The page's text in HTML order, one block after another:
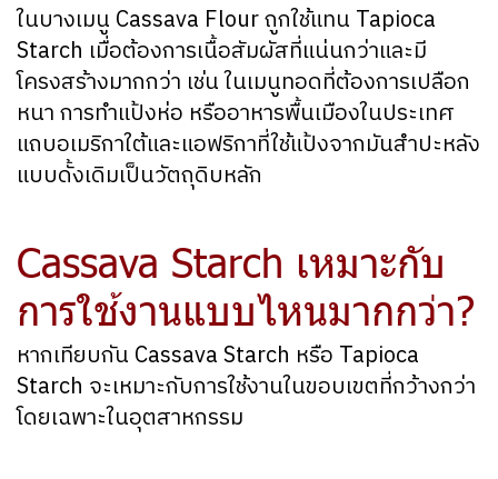
ในบางเมนู Cassava Flour ถูกใช้แทน Tapioca
Starch เมื่อต้องการเนื้อสัมผัสที่แน่นกว่าและมี
โครงสร้างมากกว่า เช่น ในเมนูทอดที่ต้องการเปลือก
หนา การทำแป้งห่อ หรืออาหารพื้นเมืองในประเทศ
แถบอเมริกาใต้และแอฟริกาที่ใช้แป้งจากมันสำปะหลัง
แบบดั้งเดิมเป็นวัตถุดิบหลัก
Cassava Starch เหมาะกับ
การใช้งานแบบไหนมากกว่า?
หากเทียบกัน Cassava Starch หรือ Tapioca
Starch จะเหมาะกับการใช้งานในขอบเขตที่กว้างกว่า
โดยเฉพาะในอุตสาหกรรม